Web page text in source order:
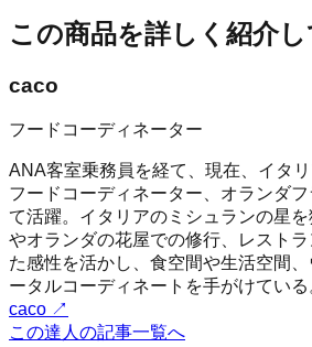
この商品を詳しく紹介
caco
フードコーディネーター
ANA客室乗務員を経て、現在、イタ
フードコーディネーター、オランダ
て活躍。イタリアのミシュランの星
やオランダの花屋での修行、レスト
た感性を活かし、食空間や生活空間
ータルコーディネートを手がけている
caco ↗
この達人の記事一覧へ